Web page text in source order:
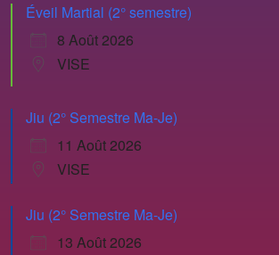
Éveil Martial (2° semestre)
8 Août 2026
VISE
Jiu (2° Semestre Ma-Je)
11 Août 2026
VISE
Jiu (2° Semestre Ma-Je)
13 Août 2026